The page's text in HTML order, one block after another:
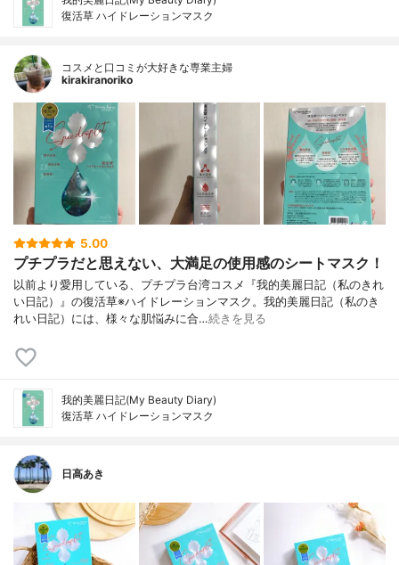
復活草 ハイドレーションマスク
コスメと口コミが大好きな専業主婦
kirakiranoriko
5.00
プチプラだと思えない、大満足の使用感のシートマスク！
以前より愛用している、プチプラ台湾コスメ『我的美麗日記（私のきれ
い日記）』の復活草※ハイドレーションマスク。我的美麗日記（私のき
れい日記）には、様々な肌悩みに合…続きを見る
我的美麗日記(My Beauty Diary)
復活草 ハイドレーションマスク
日高あき